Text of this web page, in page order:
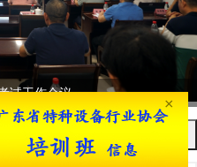
试工作会议...
×